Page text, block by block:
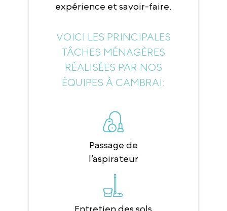
expérience et savoir-faire.
VOICI LES PRINCIPALES
TÂCHES MÉNAGÈRES
RÉALISÉES PAR NOS
ÉQUIPES À CAMBRAI:
Passage de
l’aspirateur
Entretien des sols